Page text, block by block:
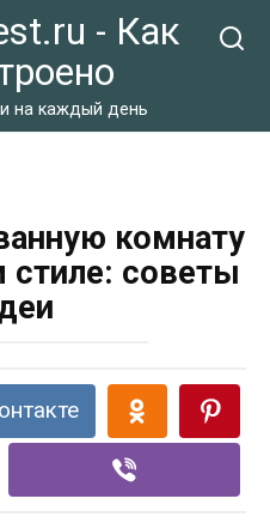
- Как
на каждый день
комнату
советы